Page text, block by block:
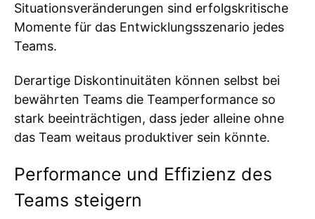
Situationsveränderungen sind erfolgskritische
Momente für das Entwicklungsszenario jedes
Teams.
Derartige Diskontinuitäten können selbst bei
bewährten Teams die Teamperformance so
stark beeinträchtigen, dass jeder alleine ohne
das Team weitaus produktiver sein könnte.
Performance und Effizienz des
Teams steigern